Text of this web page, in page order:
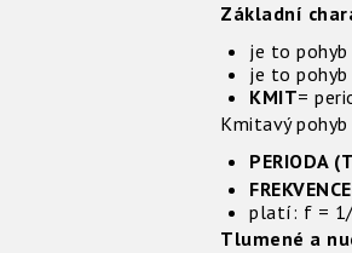
Základní
je to
je to pohyb
KMIT=
Kmitavý
PERIODA
platí: f =
Tlumené a